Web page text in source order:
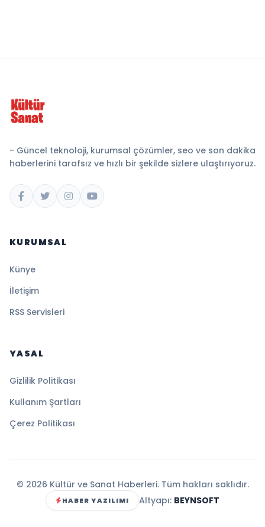
- Güncel teknoloji, kurumsal çözümler, seo ve son dakika
haberlerini tarafsız ve hızlı bir şekilde sizlere ulaştırıyoruz.
KURUMSAL
Künye
İletişim
RSS Servisleri
YASAL
Gizlilik Politikası
Kullanım Şartları
Çerez Politikası
© 2026 Kültür ve Sanat Haberleri. Tüm hakları saklıdır.
HABER YAZILIMI Altyapı: BEYNSOFT